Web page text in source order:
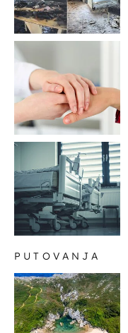
PUTOVANJA